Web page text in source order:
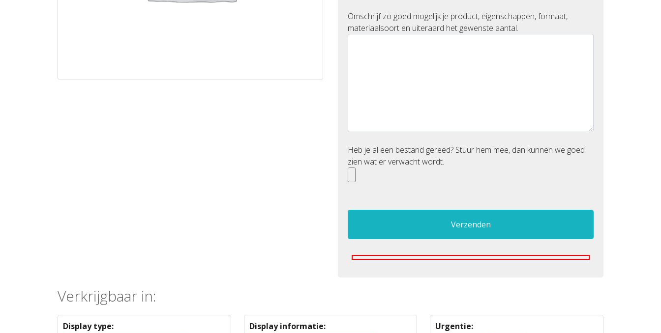
Omschrijf zo goed mogelijk je product, eigenschappen, formaat,
materiaalsoort en uiteraard het gewenste aantal.
Heb je al een bestand gereed? Stuur hem mee, dan kunnen we goed
zien wat er verwacht wordt.
Verkrijgbaar in:
Display type:
Display informatie:
Urgentie: